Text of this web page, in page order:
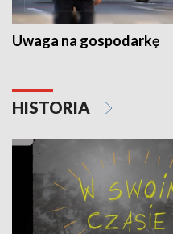
Uwaga na gospodarkę
HISTORIA